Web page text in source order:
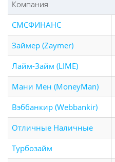
Компания
СМСФИНАНС
Займер (Zaymer)
Лайм-Займ (LIME)
Мани Мен (MoneyMan)
Вэббанкир (Webbankir)
Отличные Наличные
Турбозайм